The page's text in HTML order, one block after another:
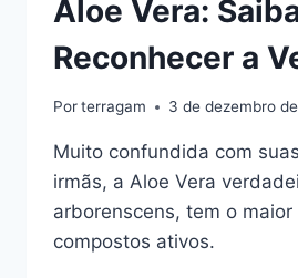
Aloe Vera:
Reconhecer a
Porterragam 3 de dezembro
Muito confundida com
irmãs, a Aloe Vera
arborenscens, tem o maior
compostos ativos.